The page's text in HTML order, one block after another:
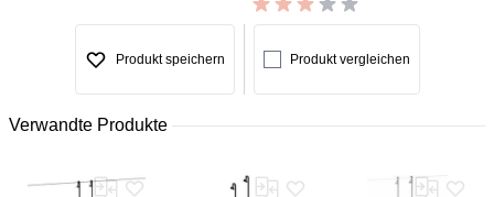
Produkt speichern Produkt vergleichen
Verwandte Produkte